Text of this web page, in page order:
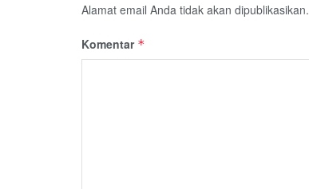
Alamat email Anda tidak akan dipublikasikan.
Komentar *